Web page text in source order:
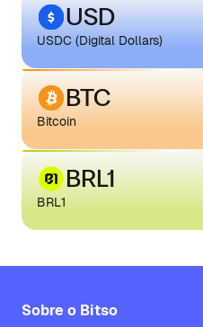
USD
USDC (Digital Dollars)
BTC
Bitcoin
BRL1
BRL1
Sobre o Bitso